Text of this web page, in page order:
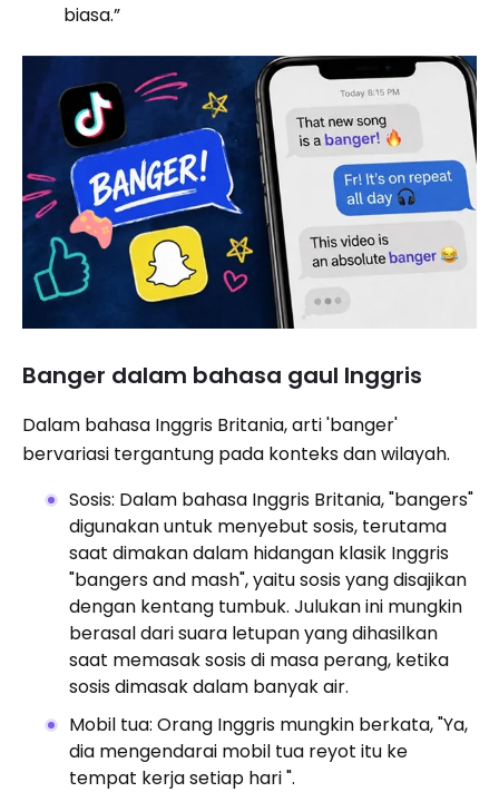
biasa.”
Banger dalam bahasa gaul Inggris
Dalam bahasa Inggris Britania, arti 'banger'
bervariasi tergantung pada konteks dan wilayah.
Sosis: Dalam bahasa Inggris Britania, "bangers"
digunakan untuk menyebut sosis, terutama
saat dimakan dalam hidangan klasik Inggris
"bangers and mash", yaitu sosis yang disajikan
dengan kentang tumbuk. Julukan ini mungkin
berasal dari suara letupan yang dihasilkan
saat memasak sosis di masa perang, ketika
sosis dimasak dalam banyak air.
Mobil tua: Orang Inggris mungkin berkata, "Ya,
dia mengendarai mobil tua reyot itu ke
tempat kerja setiap hari ".